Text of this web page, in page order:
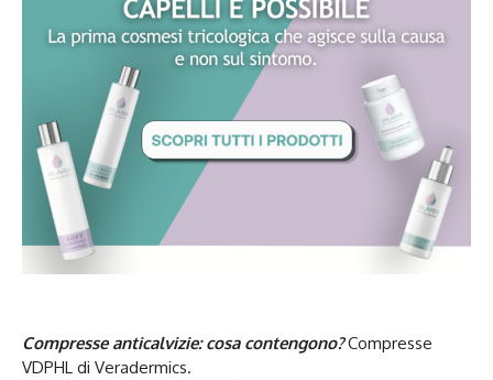
Compresse anticalvizie: cosa contengono?Compresse
VDPHL di Veradermics.